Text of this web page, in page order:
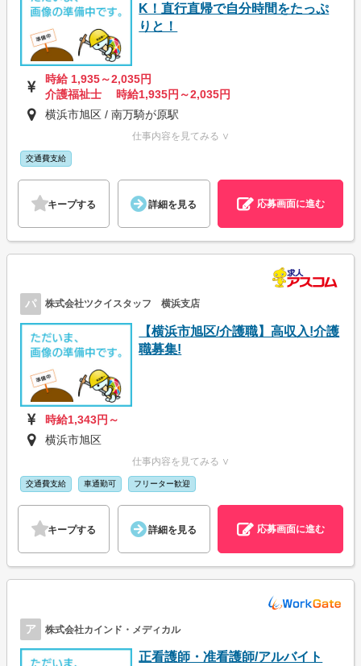
K！直行直帰で自分時間をたっぷ
りと！
時給 1,935～2,035円
介護福祉士 時給1,935円～2,035円
横浜市旭区 / 南万騎が原駅
仕事内容を見てみる ∨
交通費支給
キープする 詳細を見る 応募画面に進む
パ 株式会社ツクイスタッフ 横浜支店
【横浜市旭区/介護職】高収入!介護
職募集!
時給1,343円～
横浜市旭区
仕事内容を見てみる ∨
交通費支給 車通勤可 フリーター歓迎
キープする 詳細を見る 応募画面に進む
ア 株式会社カインド・メディカル
正看護師・准看護師/アルバイト